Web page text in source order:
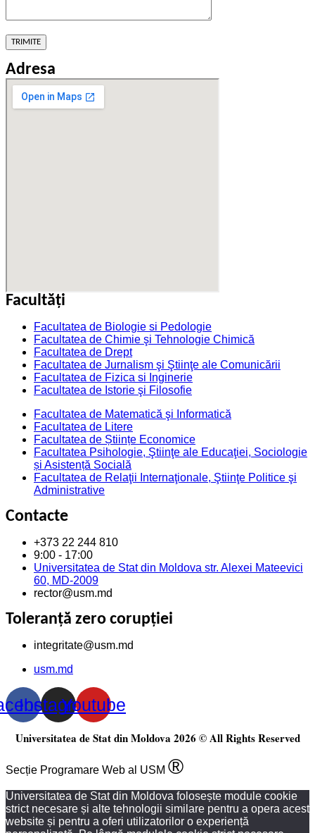
Adresa
Facultăţi
Facultatea de Biologie si Pedologie
Facultatea de Chimie şi Tehnologie Chimică
Facultatea de Drept
Facultatea de Jurnalism şi Ştiinţe ale Comunicării
Facultatea de Fizica si Inginerie
Facultatea de Istorie şi Filosofie
Facultatea de Matematică şi Informatică
Facultatea de Litere
Facultatea de Științe Economice
Facultatea Psihologie, Ştiinţe ale Educaţiei, Sociologie
și Asistență Socială
Facultatea de Relaţii Internaţionale, Ştiinţe Politice şi
Administrative
Contacte
+373 22 244 810
9:00 - 17:00
Universitatea de Stat din Moldova str. Alexei Mateevici
60, MD-2009
rector@usm.md
Toleranță zero corupției
integritate@usm.md
usm.md
Instagram
Youtube
Universitatea de Stat din Moldova 2026 © All Rights Reserved
Secție Programare Web al USM ®
Universitatea de Stat din Moldova folosește module cookie
strict necesare și alte tehnologii similare pentru a opera acest
website și pentru a oferi utilizatorilor o experiență